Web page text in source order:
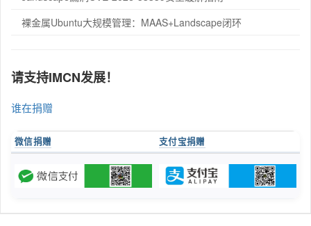
裸金属Ubuntu大规模管理：MAAS+Landscape闭环
请支持IMCN发展！
谁在捐赠
微信捐赠 支付宝捐赠